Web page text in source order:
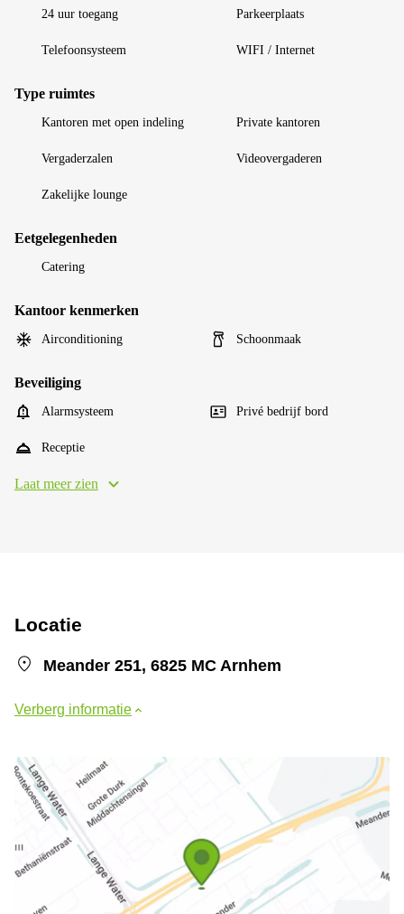
24 uur toegang Parkeerplaats
Telefoonsysteem WIFI / Internet
Type ruimtes
Kantoren met open indeling Private kantoren
Vergaderzalen Videovergaderen
Zakelijke lounge
Eetgelegenheden
Catering
Kantoor kenmerken
Airconditioning Schoonmaak
Beveiliging
Alarmsysteem Privé bedrijf bord
Receptie
Laat meer zien
Locatie
Meander 251, 6825 MC Arnhem
Verberg informatie